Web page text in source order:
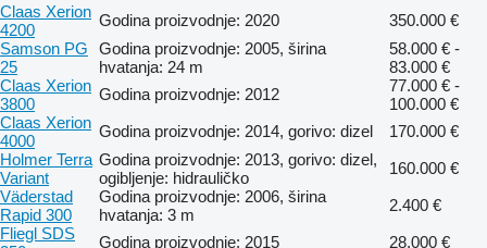
Claas Xerion
4200
Godina proizvodnje: 2020
350.000 €
Samson PG
25
Godina proizvodnje: 2005, širina
hvatanja: 24 m
58.000 € -
83.000 €
Claas Xerion
3800
Godina proizvodnje: 2012
77.000 € -
100.000 €
Claas Xerion
4000
Godina proizvodnje: 2014, gorivo: dizel
170.000 €
Holmer Terra
Variant
Godina proizvodnje: 2013, gorivo: dizel,
ogibljenje: hidrauličko
160.000 €
Väderstad
Rapid 300
Godina proizvodnje: 2006, širina
hvatanja: 3 m
2.400 €
Fliegl SDS
Godina proizvodnje: 2015 28.000 €